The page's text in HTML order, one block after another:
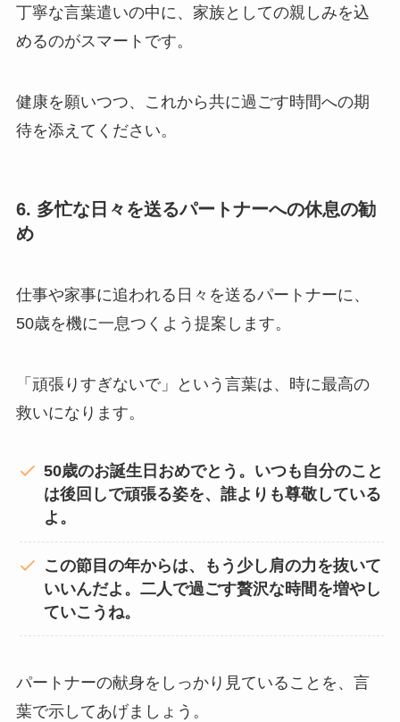
丁寧な言葉遣いの中に、家族としての親しみを込
めるのがスマートです。
健康を願いつつ、これから共に過ごす時間への期
待を添えてください。
6. 多忙な日々を送るパートナーへの休息の勧
め
仕事や家事に追われる日々を送るパートナーに、
50歳を機に一息つくよう提案します。
「頑張りすぎないで」という言葉は、時に最高の
救いになります。
50歳のお誕生日おめでとう。いつも自分のこと
は後回しで頑張る姿を、誰よりも尊敬している
よ。
この節目の年からは、もう少し肩の力を抜いて
いいんだよ。二人で過ごす贅沢な時間を増やし
ていこうね。
パートナーの献身をしっかり見ていることを、言
葉で示してあげましょう。